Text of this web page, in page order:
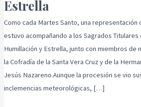
Estrella
Como cada Martes Santo, una representación
estuvo acompañando a los Sagrados Titulares
Humillación y Estrella, junto con miembros de
la Cofradía de la Santa Vera Cruz y de la
Jesús Nazareno.Aunque la procesión se vio
inclemencias meteorológicas, […]